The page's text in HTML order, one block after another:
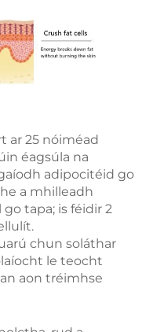
ar 25 nóiméad
éagsúla na
adipocitéid go
a mhilleadh
tapa; is féidir 2
chun soláthar
le teocht
aon tréimhse